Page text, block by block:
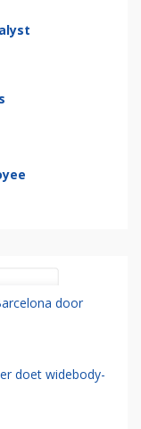
door
doet widebody-